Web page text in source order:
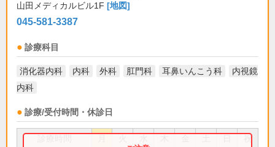
山田メディカルビル1F [地図]
045-581-3387
診療科目
消化器内科 内科 外科 肛門科 耳鼻いんこう科
内視鏡
内科
診療/受付時間・休診日
祝